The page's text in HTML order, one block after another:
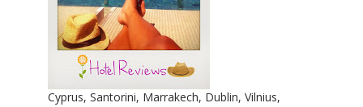
Cyprus, Santorini, Marrakech, Dublin, Vilnius,